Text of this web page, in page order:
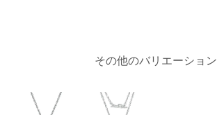
その他のバリエーション